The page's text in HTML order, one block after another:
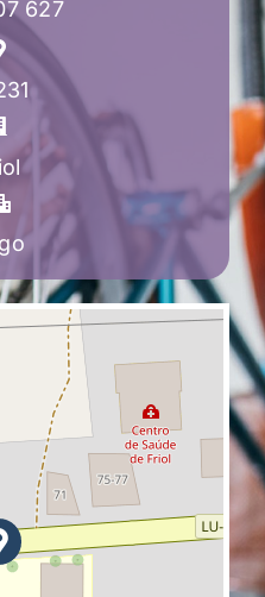
627